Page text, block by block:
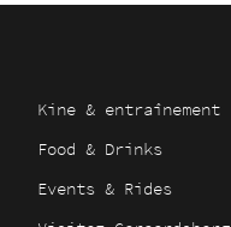
Kine & entraînement
Food & Drinks
Events & Rides